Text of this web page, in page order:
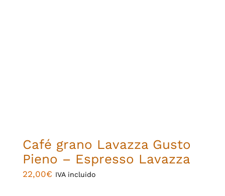
Café grano Lavazza Gusto
Pieno – Espresso Lavazza
22,00€ IVA incluido